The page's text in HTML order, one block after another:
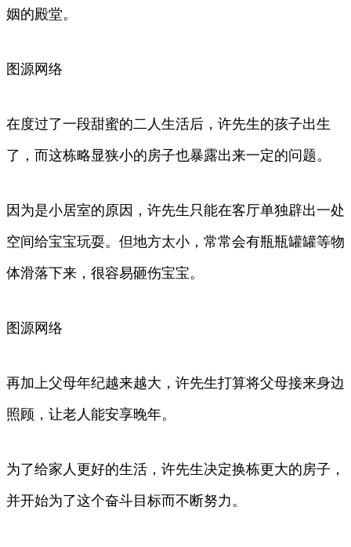
姻的殿堂。
图源网络
在度过了一段甜蜜的二人生活后，许先生的孩子出生
了，而这栋略显狭小的房子也暴露出来一定的问题。
因为是小居室的原因，许先生只能在客厅单独辟出一处
空间给宝宝玩耍。但地方太小，常常会有瓶瓶罐罐等物
体滑落下来，很容易砸伤宝宝。
图源网络
再加上父母年纪越来越大，许先生打算将父母接来身边
照顾，让老人能安享晚年。
为了给家人更好的生活，许先生决定换栋更大的房子，
并开始为了这个奋斗目标而不断努力。